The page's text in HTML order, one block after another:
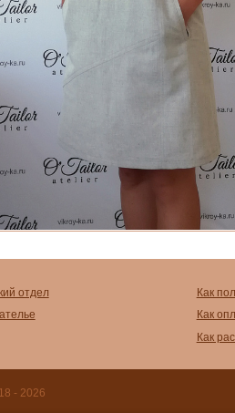
отдел
Как
Как
Как
- 2026